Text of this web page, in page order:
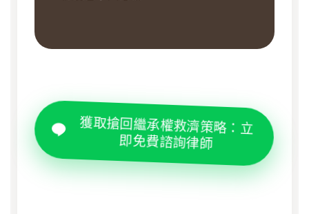
獲取搶回繼承權救濟策略：立
即免費諮詢律師